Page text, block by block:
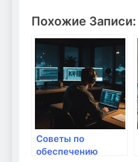
Похожие Записи:
Советы по
обеспечению